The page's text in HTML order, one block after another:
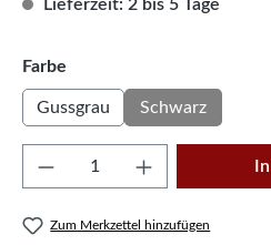
Lieferzeit: 2 bis 5 Tage
Farbe
Gussgrau Schwarz
Produkt Anzahl: Gib
Zum Merkzettel hinzufügen